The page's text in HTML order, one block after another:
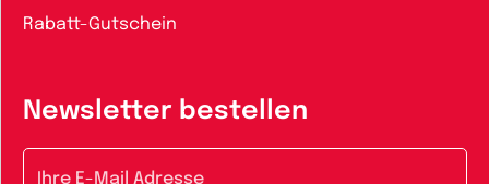
Rabatt-Gutschein
Newsletter bestellen